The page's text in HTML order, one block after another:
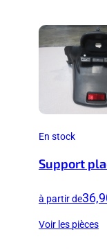
En stock
Support
à partir de
Voir les pièces